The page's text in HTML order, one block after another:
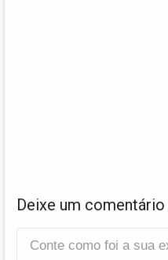
Deixe um comentário